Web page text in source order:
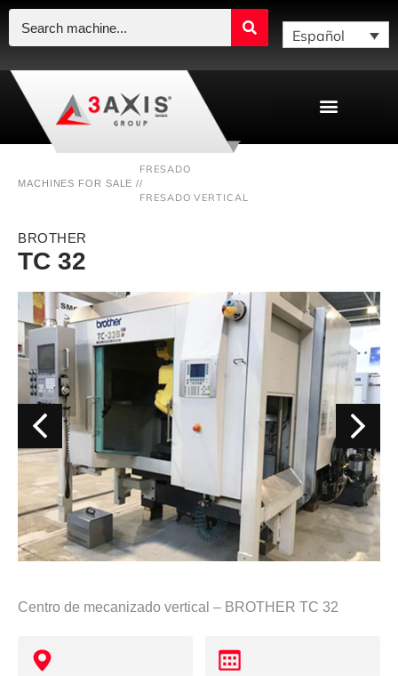
Español
MACHINES FOR SALE /
FRESADO
/
FRESADO VERTICAL
BROTHER
TC 32
Centro de mecanizado vertical – BROTHER TC 32